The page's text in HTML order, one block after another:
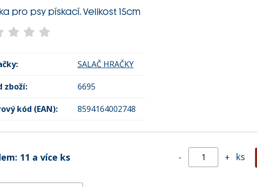
pro psy pískací. Velikost 15cm
SALAČ HRAČKY
zboží: 6695
kód (EAN): 8594164002748
11 a více ks - + ks